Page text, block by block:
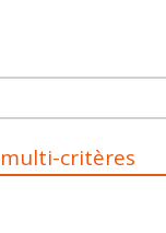
critères